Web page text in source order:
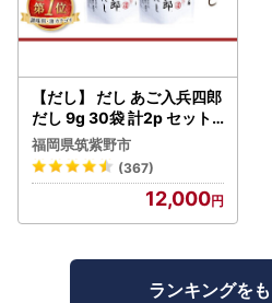
【だし】 だし あご入兵四郎
だし 9g 30袋 計2p セット
21760217
福岡県筑紫野市
(367)
12,000
ランキングを